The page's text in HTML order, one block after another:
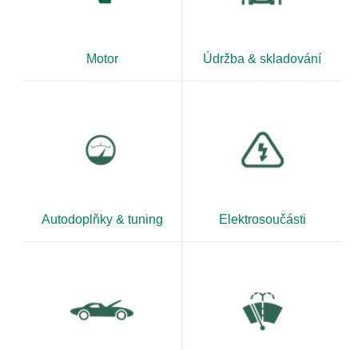
Motor Údržba & skladování
Autodoplňky & tuning Elektrosoučásti